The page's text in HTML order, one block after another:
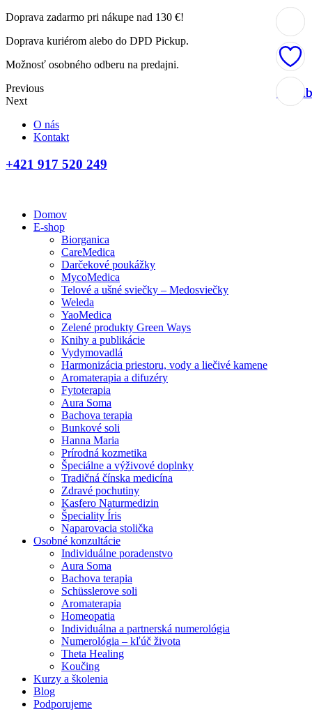
Doprava zadarmo pri nákupe nad 130 €!
Doprava kuriérom alebo do DPD Pickup.
Možnosť osobného odberu na predajni.
Previous
Next
O nás
Kontakt
+421 917 520 249
Domov
E-shop
Biorganica
CareMedica
Darčekové poukážky
MycoMedica
Telové a ušné sviečky – Medosviečky
Weleda
YaoMedica
Zelené produkty Green Ways
Knihy a publikácie
Vydymovadlá
Harmonizácia priestoru, vody a liečivé kamene
Aromaterapia a difuzéry
Fytoterapia
Aura Soma
Bachova terapia
Bunkové soli
Hanna Maria
Prírodná kozmetika
Špeciálne a výživové doplnky
Tradičná čínska medicína
Zdravé pochutiny
Kasfero Naturmedizin
Špeciality Íris
Naparovacia stolička
Osobné konzultácie
Individuálne poradenstvo
Aura Soma
Bachova terapia
Schüsslerove soli
Aromaterapia
Homeopatia
Individuálna a partnerská numerológia
Numerológia – kľúč života
Theta Healing
Koučing
Kurzy a školenia
Blog
Podporujeme